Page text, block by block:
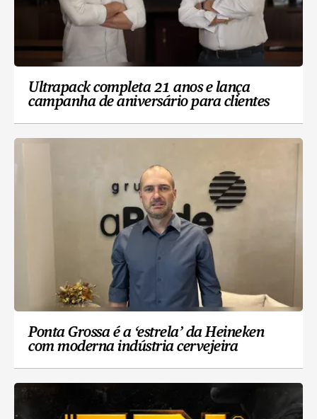
Ultrapack completa 21 anos e lança
campanha de aniversário para clientes
Ponta Grossa é a ‘estrela’ da Heineken
com moderna indústria cervejeira